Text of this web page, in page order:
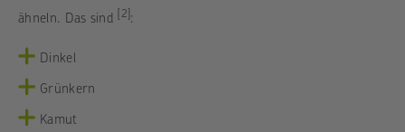
ähneln. Das sind [2]:
Dinkel
Grünkern
Kamut